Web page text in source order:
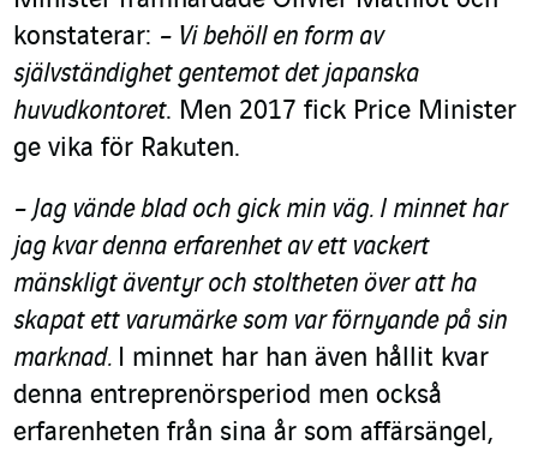
konstaterar: – Vi behöll en form av
självständighet gentemot det japanska
huvudkontoret. Men 2017 fick Price Minister
ge vika för Rakuten.
– Jag vände blad och gick min väg. I minnet har
jag kvar denna erfarenhet av ett vackert
mänskligt äventyr och stoltheten över att ha
skapat ett varumärke som var förnyande på sin
marknad. I minnet har han även hållit kvar
denna entreprenörsperiod men också
erfarenheten från sina år som affärsängel,